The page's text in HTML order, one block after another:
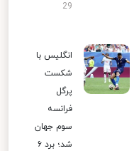
29
انگلیس با
شکست
پرگل
فرانسه
سوم جهان
شد؛ برد ۶